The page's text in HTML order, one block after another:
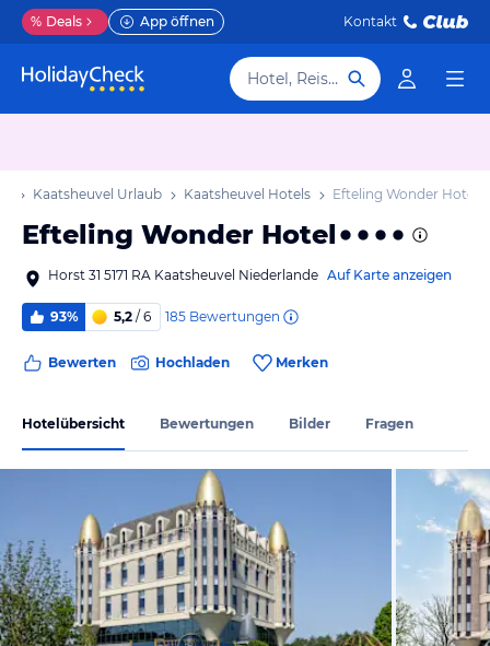
% Deals App öffnen Kontakt
Hotel, Reiseziel
Kaatsheuvel Urlaub Kaatsheuvel Hotels Efteling Wonder Hotel
Efteling Wonder Hotel
Horst 31 5171 RA Kaatsheuvel Niederlande Auf Karte anzeigen
93% 5,2 / 6 185 Bewertungen
Bewerten Hochladen Merken
Hotelübersicht Bewertungen Bilder Fragen